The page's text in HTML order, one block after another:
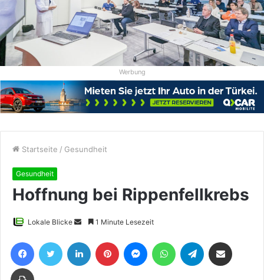
Werbung
Startseite / Gesundheit
Gesundheit
Hoffnung bei Rippenfellkrebs
Lokale Blicke
Sende
eine
E-
1 Minute Lesezeit
FacebookTwitter LinkedIn Pinterest MessengerWhatsAppTelegram
Drucken